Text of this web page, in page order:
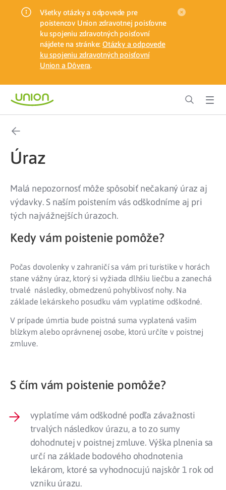
Všetky otázky a odpovede pre
poistencov Union zdravotnej poisťovne
ku spojeniu zdravotných poisťovní
nájdete na stránke: Otázky a odpovede
ku spojeniu zdravotných poisťovní
Union a Dôvera.
Úraz
Malá nepozornosť môže spôsobiť nečakaný úraz aj
výdavky. S naším poistením vás odškodníme aj pri
tých najvážnejších úrazoch.
Kedy vám poistenie pomôže?
Počas dovolenky v zahraničí sa vám pri turistike v horách
stane vážny úraz, ktorý si vyžiada dlhšiu liečbu a zanechá
trvalé následky, obmedzenú pohyblivosť nohy. Na
základe lekárskeho posudku vám vyplatíme odškodné.
V prípade úmrtia bude poistná suma vyplatená vašim
blízkym alebo oprávnenej osobe, ktorú určíte v poistnej
zmluve.
S čím vám poistenie pomôže?
vyplatíme vám odškodné podľa závažnosti
trvalých následkov úrazu, a to zo sumy
dohodnutej v poistnej zmluve. Výška plnenia sa
určí na základe bodového ohodnotenia
lekárom, ktoré sa vyhodnocujú najskôr 1 rok od
vzniku úrazu.